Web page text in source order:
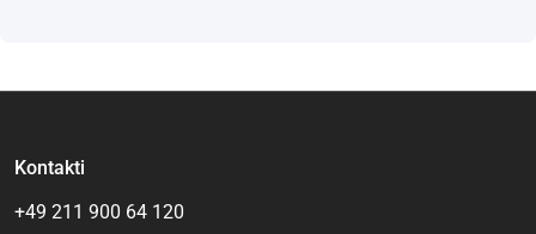
Kontakti
+49 211 900 64 120